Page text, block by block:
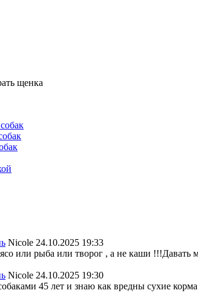
щенка
Nicole 24.10.2025 19:33
или рыба или творог , а не каши
Nicole 24.10.2025 19:30
45 лет и знаю как вредны сухие